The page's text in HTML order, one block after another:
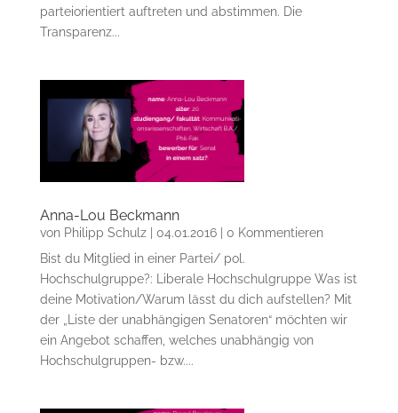
parteiorientiert auftreten und abstimmen. Die
Transparenz...
Anna-Lou Beckmann
von Philipp Schulz| 04.01.2016| 0 Kommentieren
Bist du Mitglied in einer Partei/ pol.
Hochschulgruppe?: Liberale Hochschulgruppe Was ist
deine Motivation/Warum lässt du dich aufstellen? Mit
der „Liste der unabhängigen Senatoren“ möchten wir
ein Angebot schaffen, welches unabhängig von
Hochschulgruppen- bzw....